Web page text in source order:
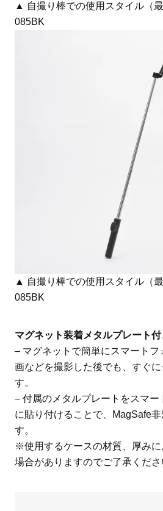
▲ 自撮り棒での使用スタイル（
085BK
▲ 自撮り棒での使用スタイル（
085BK
マグネット装着メタルプレート付
– マグネットで簡単にスマートフ
画などを撮影した後でも、すぐ
す。
– 付属のメタルプレートをスマー
に貼り付けることで、MagSafe
す。
※使用するケースの材質、厚み
場合がありますのでご了承くださ